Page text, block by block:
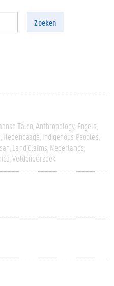
Zoeken
Talen Anthropology Engels
Hedendaags Indigenous Peoples
Land Claims Nederlands
Veldonderzoek